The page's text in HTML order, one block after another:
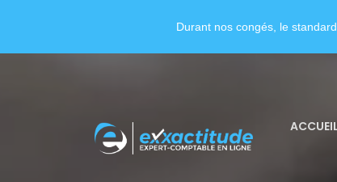
ACCUEIL
Durant nos congés, le